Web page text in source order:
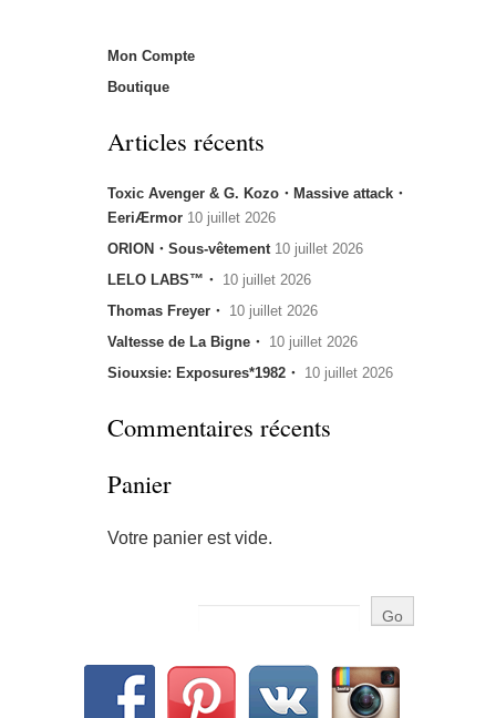
Mon Compte
Boutique
Articles récents
Toxic Avenger & G. Kozo・Massive attack・
EeriÆrmor 10 juillet 2026
ORION・Sous-vêtement 10 juillet 2026
LELO LABS™・ 10 juillet 2026
Thomas Freyer・ 10 juillet 2026
Valtesse de La Bigne・ 10 juillet 2026
Siouxsie: Exposures*1982・ 10 juillet 2026
Commentaires récents
Panier
Votre panier est vide.